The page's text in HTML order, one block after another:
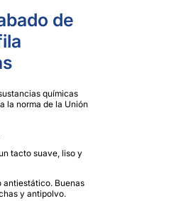
de
químicas
la norma de la Unión
tacto suave, liso y
antiestático. Buenas
y antipolvo.